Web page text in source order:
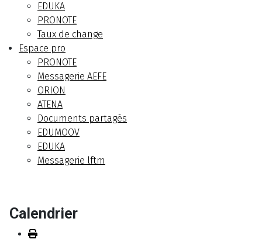
EDUKA
PRONOTE
Taux de change
Espace pro
PRONOTE
Messagerie AEFE
ORION
ATENA
Documents partagés
EDUMOOV
EDUKA
Messagerie lftm
Calendrier